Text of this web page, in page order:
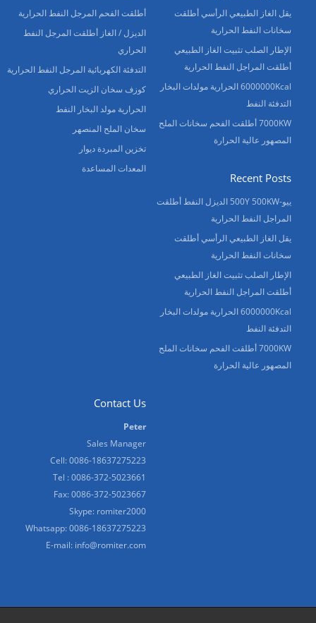
أطلقت الفحم المرجل النفط الحرارية
الديزل / الغاز أطلقت المرجل النفط
الحراري
التدفئة الكهربائية المرجل النفط الحرارية
كوزف سخان الزيت الحراري
الحرارية مولد البخار النفط
سخان الملح المنصهر
تخزين المبردة ديوار
المعدات المساعدة
يقل الغاز الطبيعي الرأسي أطلقت
سخانات النفط الحرارية
الإطار الصلب تثبيت الغاز الطبيعي
أطلقت المراجل النفط الحرارية
6000000Kcal الحرارية مولدات البخار
التدفئة النفط
7000KW أطلقت الفحم سخانات الملح
المصهور عالية الحرارة
Recent Posts
ييو-500Y 500KW الديزل النفط أطلقت
المراجل النفط الحرارية
يقل الغاز الطبيعي الرأسي أطلقت
سخانات النفط الحرارية
الإطار الصلب تثبيت الغاز الطبيعي
أطلقت المراجل النفط الحرارية
6000000Kcal الحرارية مولدات البخار
التدفئة النفط
7000KW أطلقت الفحم سخانات الملح
المصهور عالية الحرارة
Contact Us
Peter
Sales Manager
Cell: 0086-18637275223
Tel : 0086-372-5023661
Fax: 0086-372-5023667
Skype: romiter2000
Whatsapp:0086-18637275223
E-mail: info@romiter.com